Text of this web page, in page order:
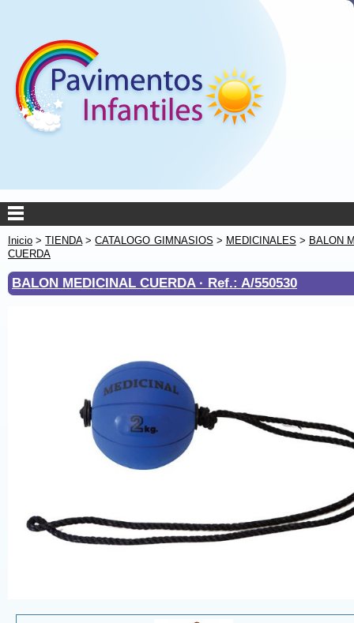
Inicio >TIENDA>CATALOGO GIMNASIOS > MEDICINALES > BALON
CUERDA
BALON MEDICINAL CUERDA · Ref.: A/550530